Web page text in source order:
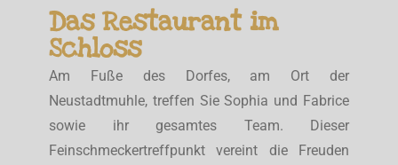
Das Restaurant im
Schloss
Am Fuße des Dorfes, am Ort der
Neustadtmuhle, treffen Sie Sophia und Fabrice
sowie ihr gesamtes Team. Dieser
Feinschmeckertreffpunkt vereint die Freuden